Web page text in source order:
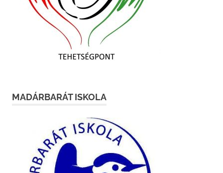
MADÁRBARÁT ISKOLA